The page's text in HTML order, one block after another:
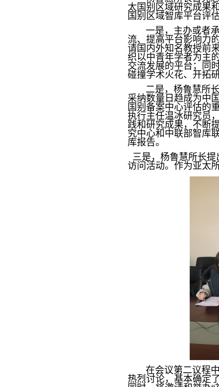
太国别区域研究成果
国别区域智库平台评
一是，主办或者
流、提高平台影响力
请国内外知名教授前
织以中青年学者为主
交流发展的平台；同
碰撞学术火花、开拓
二是，杨鲁慧所
采纳数量日趋成为中
国别备案中心评估的
执行主任温冰研究员
践和研究成果，不断
究中心和中联部智库
库报告。
三是，杨鲁慧所长
访问活动。作为亚太
在会议第二议程
热烈讨论，基本确定